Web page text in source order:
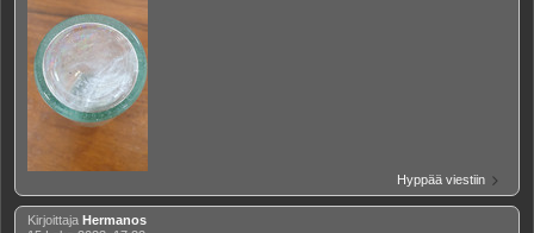
Hyppää viestiin
Kirjoittaja Hermanos